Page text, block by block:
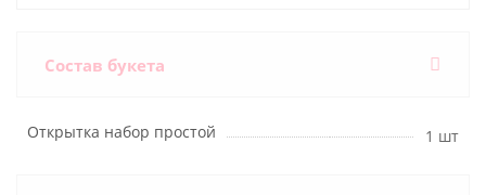
Состав букета
Открытка набор простой 1 шт